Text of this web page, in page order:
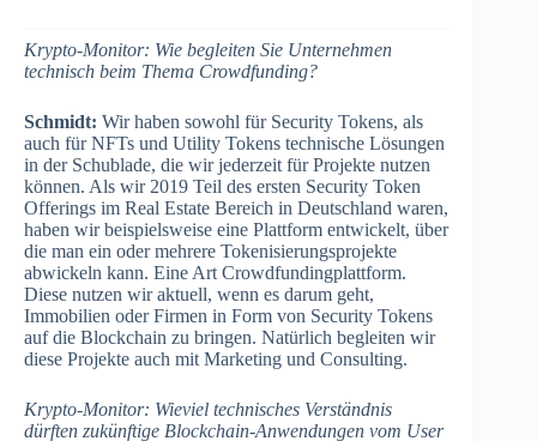
Krypto-Monitor: Wie begleiten Sie Unternehmen
technisch beim Thema Crowdfunding?
Schmidt: Wir haben sowohl für Security Tokens, als
auch für NFTs und Utility Tokens technische Lösungen
in der Schublade, die wir jederzeit für Projekte nutzen
können. Als wir 2019 Teil des ersten Security Token
Offerings im Real Estate Bereich in Deutschland waren,
haben wir beispielsweise eine Plattform entwickelt, über
die man ein oder mehrere Tokenisierungsprojekte
abwickeln kann. Eine Art Crowdfundingplattform.
Diese nutzen wir aktuell, wenn es darum geht,
Immobilien oder Firmen in Form von Security Tokens
auf die Blockchain zu bringen. Natürlich begleiten wir
diese Projekte auch mit Marketing und Consulting.
Krypto-Monitor: Wieviel technisches Verständnis
dürften zukünftige Blockchain-Anwendungen vom User